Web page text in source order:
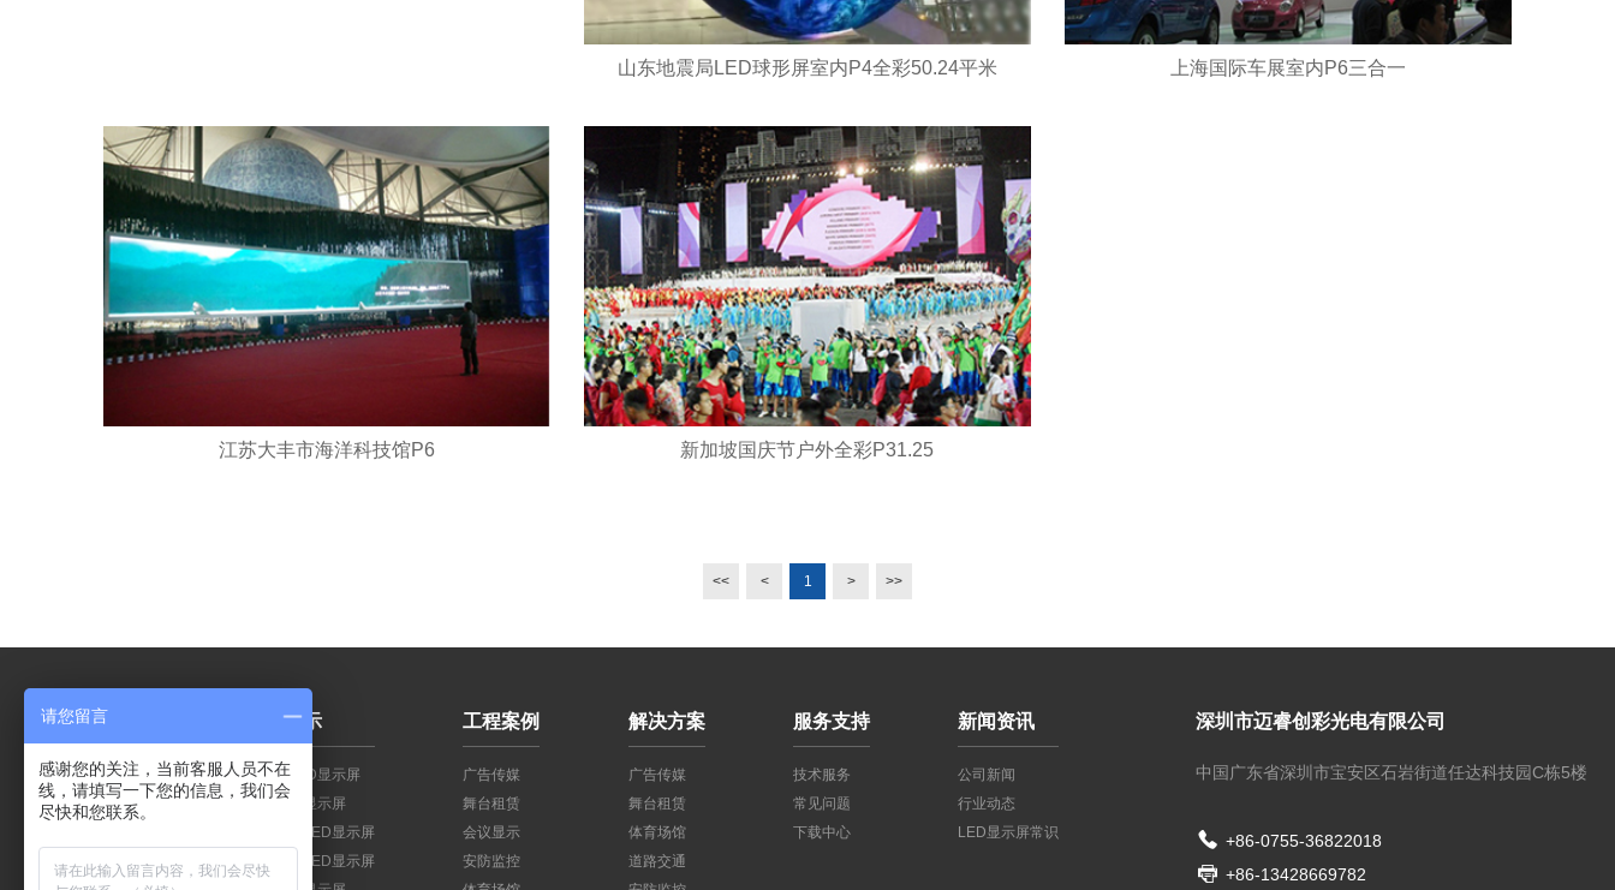
山东地震局LED球形屏室内P4全彩50.24平米 上海国际车展室内P6三合一
江苏大丰市海洋科技馆P6 新加坡国庆节户外全彩P31.25
<< < 1 > >>
深圳市迈睿创彩光电有限公司
中国广东省深圳市宝安区石岩街道任达科技园C栋5楼
+86-0755-36822018
+86-13428669782
关于我们
公司简介
公司优势
生产基地
产品展示
小间距LED显示屏
创意LED显示屏
户内固装LED显示屏
户外固装LED显示屏
工程案例
广告传媒
舞台租赁
会议显示
安防监控
解决方案
广告传媒
舞台租赁
体育场馆
道路交通
服务支持
技术服务
常见问题
下载中心
新闻资讯
公司新闻
行业动态
LED显示屏常识
请您留言
感谢您的关注，当前客服人员不在
线，请填写一下您的信息，我们会
尽快和您联系。